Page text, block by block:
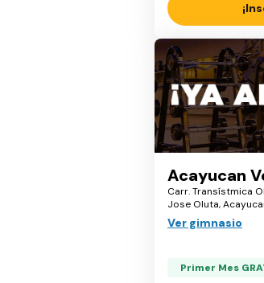
Acayucan
Carr. Transístmica
Jose Oluta,
Ver gimnasio
Primer Mes